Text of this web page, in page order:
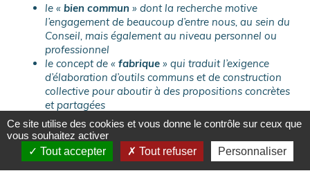
le « bien commun » dont la recherche motive
l’engagement de beaucoup d’entre nous, au sein du
Conseil, mais également au niveau personnel ou
professionnel
le concept de « fabrique » qui traduit l’exigence
d’élaboration d’outils communs et de construction
collective pour aboutir à des propositions concrètes
et partagées
la «
démocratie
» qui au niveau d’un territoire
comme au niveau national ne peut qu’être
confortée par une participation citoyenne
soutenant la légitimité élective
Ce site utilise des cookies et vous donne le contrôle sur ceux que
vous souhaitez activer
Tout accepter
Tout refuser Personnaliser